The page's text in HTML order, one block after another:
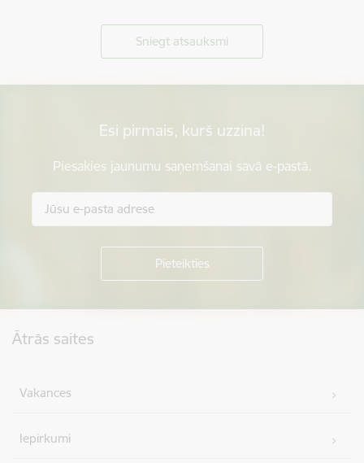
Sniegt atsauksmi
Esi pirmais, kurš uzzina!
Piesakies jaunumu saņemšanai savā e-pastā.
Ātrās saites
Vakances
Iepirkumi